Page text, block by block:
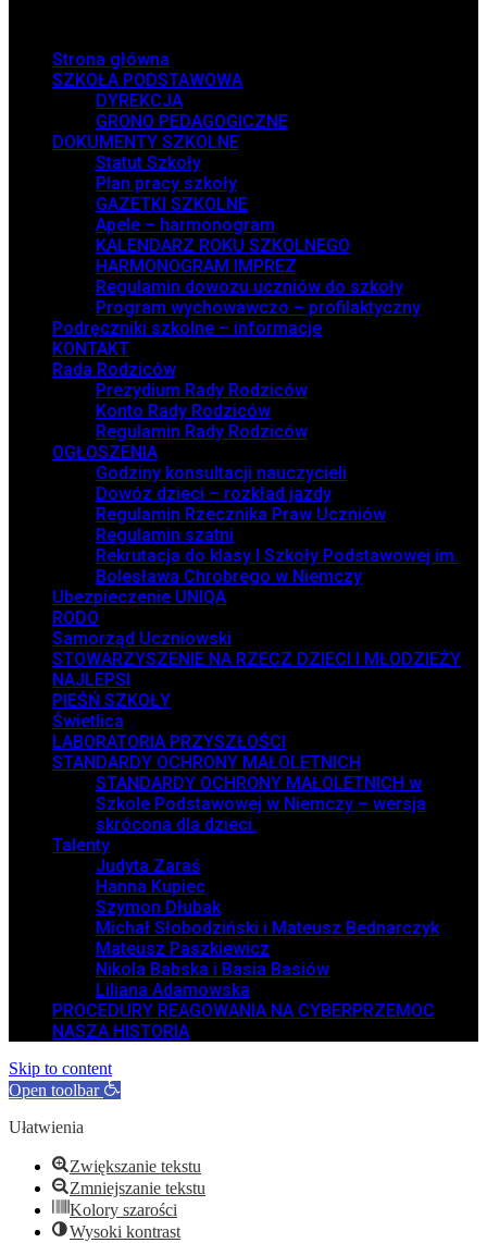
Strona główna
SZKOŁA PODSTAWOWA
DYREKCJA
GRONO PEDAGOGICZNE
DOKUMENTY SZKOLNE
Statut Szkoły
Plan pracy szkoły
GAZETKI SZKOLNE
Apele – harmonogram
KALENDARZ ROKU SZKOLNEGO
HARMONOGRAM IMPREZ
Regulamin dowozu uczniów do szkoły
Program wychowawczo – profilaktyczny
Podręczniki szkolne – informacje
KONTAKT
Rada Rodziców
Prezydium Rady Rodziców
Konto Rady Rodziców
Regulamin Rady Rodziców
OGŁOSZENIA
Godziny konsultacji nauczycieli
Dowóz dzieci – rozkład jazdy
Regulamin Rzecznika Praw Uczniów
Regulamin szatni
Rekrutacja do klasy I Szkoły Podstawowej im.
Bolesława Chrobrego w Niemczy
Ubezpieczenie UNIQA
RODO
Samorząd Uczniowski
STOWARZYSZENIE NA RZECZ DZIECI I MŁODZIEŻY
NAJLEPSI
PIEŚŃ SZKOŁY
Świetlica
LABORATORIA PRZYSZŁOŚCI
STANDARDY OCHRONY MAŁOLETNICH
STANDARDY OCHRONY MAŁOLETNICH w
Szkole Podstawowej w Niemczy – wersja
skrócona dla dzieci.
Talenty
Judyta Zaraś
Hanna Kupiec
Szymon Dłubak
Michał Słobodziński i Mateusz Bednarczyk
Mateusz Paszkiewicz
Nikola Babska i Basia Basiów
Liliana Adamowska
PROCEDURY REAGOWANIA NA CYBERPRZEMOC
NASZA HISTORIA
Skip to content
Open toolbar
Ułatwienia
Zwiększanie tekstu
Zmniejszanie tekstu
Kolory szarości
Wysoki kontrast